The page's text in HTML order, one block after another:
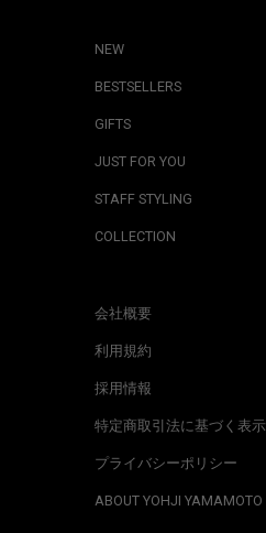
NEW
BESTSELLERS
GIFTS
JUST FOR YOU
STAFF STYLING
COLLECTION
会社概要
利用規約
採用情報
特定商取引法に基づく表示
プライバシーポリシー
ABOUT YOHJI YAMAMOTO